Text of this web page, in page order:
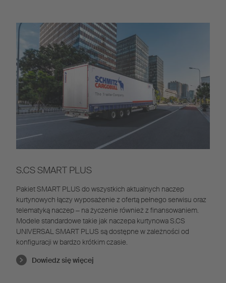
S.CS SMART PLUS
Pakiet SMART PLUS do wszystkich aktualnych naczep
kurtynowych łączy wyposażenie z ofertą pełnego serwisu oraz
telematyką naczep ‒ na życzenie również z finansowaniem.
Modele standardowe takie jak naczepa kurtynowa S.CS
UNIVERSAL SMART PLUS są dostępne w zależności od
konfiguracji w bardzo krótkim czasie.
Dowiedz się więcej